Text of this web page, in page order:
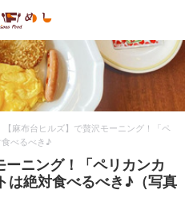
【麻布台ヒルズ】で贅沢モーニング！「ペ
べるべき♪
ーニング！「ペリカンカ
は絶対食べるべき♪（写真